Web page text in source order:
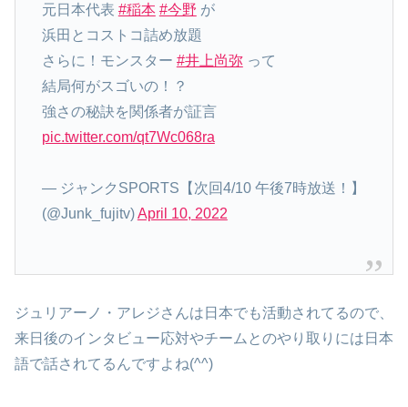
元日本代表 #稲本 #今野 が
浜田とコストコ詰め放題
さらに！モンスター #井上尚弥って
結局何がスゴいの！？
強さの秘訣を関係者が証言
pic.twitter.com/qt7Wc068ra
— ジャンクSPORTS【次回4/10 午後7時放送！】
(@Junk_fujitv)April 10, 2022
ジュリアーノ・アレジさんは日本でも活動されてるので、
来日後のインタビュー応対やチームとのやり取りには日本
語で話されてるんですよね(^^)